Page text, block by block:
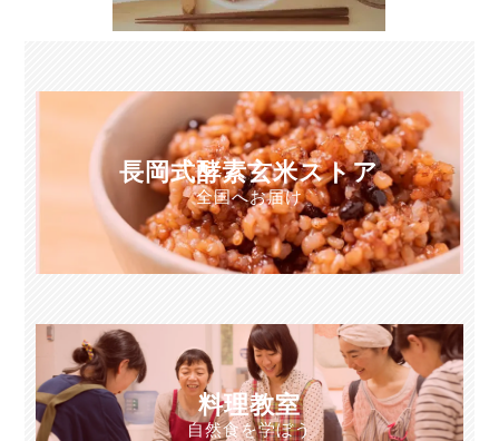
長岡式酵素玄米ストア
全国へお届け
料理教室
自然食を学ぼう